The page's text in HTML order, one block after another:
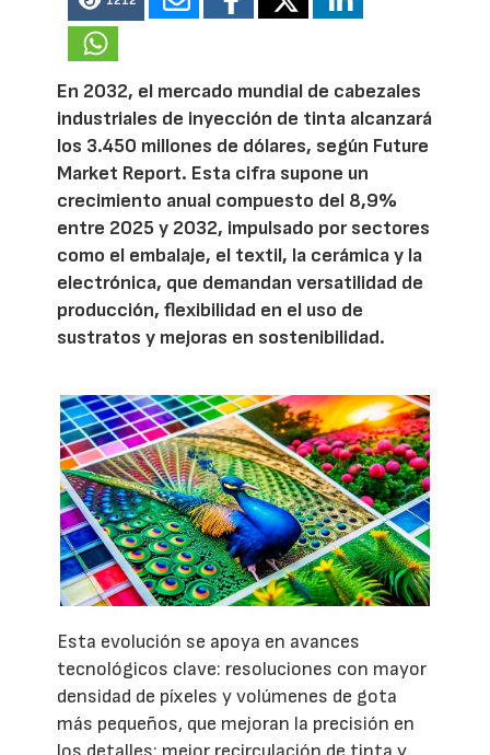
En 2032, el mercado mundial de cabezales
industriales de inyección de tinta alcanzará
los 3.450 millones de dólares, según Future
Market Report. Esta cifra supone un
crecimiento anual compuesto del 8,9%
entre 2025 y 2032, impulsado por sectores
como el embalaje, el textil, la cerámica y la
electrónica, que demandan versatilidad de
producción, flexibilidad en el uso de
sustratos y mejoras en sostenibilidad.
Esta evolución se apoya en avances
tecnológicos clave: resoluciones con mayor
densidad de píxeles y volúmenes de gota
más pequeños, que mejoran la precisión en